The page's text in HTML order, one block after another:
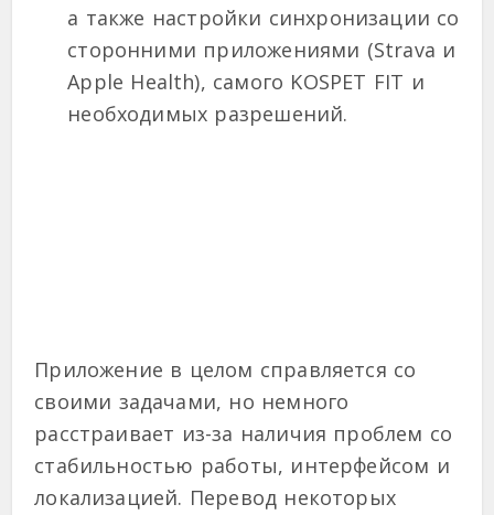
а также настройки синхронизации со
сторонними приложениями (Strava и
Apple Health), самого KOSPET FIT и
необходимых разрешений.
Приложение в целом справляется со
своими задачами, но немного
расстраивает из-за наличия проблем со
стабильностью работы, интерфейсом и
локализацией. Перевод некоторых